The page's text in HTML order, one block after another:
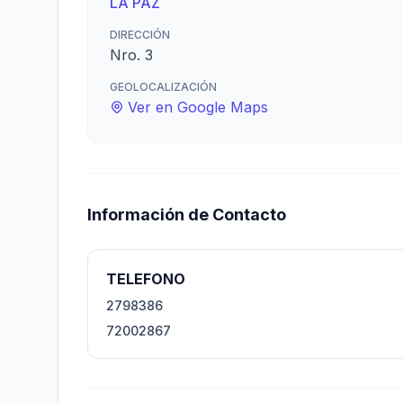
DIRECCIÓN
Nro. 3
GEOLOCALIZACIÓN
Ver en Google Maps
Información de Contacto
TELEFONO
2798386
72002867